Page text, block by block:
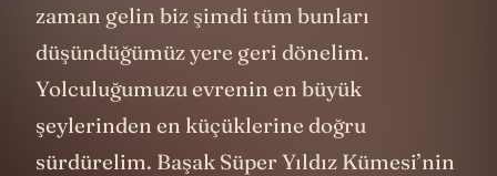
zaman gelin biz şimdi tüm bunları
düşündüğümüz yere geri dönelim.
Yolculuğumuzu evrenin en büyük
şeylerinden en küçüklerine doğru
sürdürelim. Başak Süper Yıldız Kümesi’nin